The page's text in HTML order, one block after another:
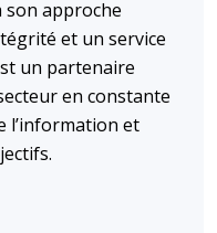
son approche
et un service
un partenaire
en constante
l’information et
UNE NOUVELLE FENÊTRE)